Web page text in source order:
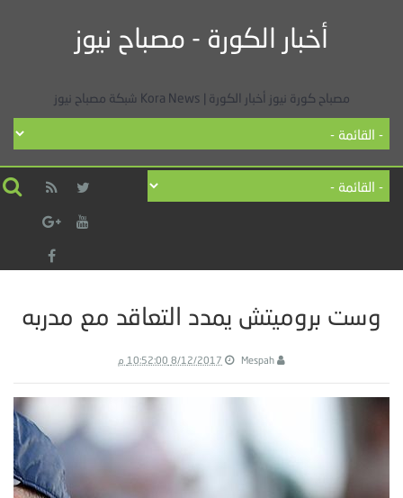
أخبار الكورة - مصباح نيوز
مصباح كورة نيوز أخبار الكورة | Kora News شبكة مصباح نيوز
وست بروميتش يمدد التعاقد مع مدربه
Mespah 8/12/2017 10:52:00 م